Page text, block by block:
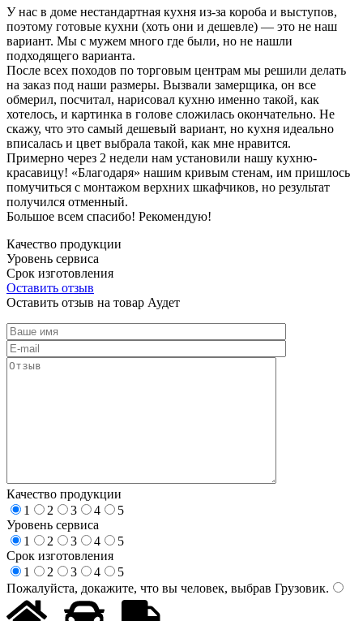
У нас в доме нестандартная кухня из-за короба и выступов,
поэтому готовые кухни (хоть они и дешевле) — это не наш
вариант. Мы с мужем много где были, но не нашли
подходящего варианта.
После всех походов по торговым центрам мы решили делать
на заказ под наши размеры. Вызвали замерщика, он все
обмерил, посчитал, нарисовал кухню именно такой, как
хотелось, и картинка в голове сложилась окончательно. Не
скажу, что это самый дешевый вариант, но кухня идеально
вписалась и цвет выбрала такой, как мне нравится.
Примерно через 2 недели нам установили нашу кухню-
красавицу! «Благодаря» нашим кривым стенам, им пришлось
помучиться с монтажом верхних шкафчиков, но результат
получился отменный.
Большое всем спасибо! Рекомендую!
Качество продукции
Уровень сервиса
Срок изготовления
Оставить отзыв
Оставить отзыв на товар Аудет
Качество продукции
1
2 3 4
5
Уровень сервиса
1
2 3 4
5
Срок изготовления
1
2 3 4
5
Пожалуйста, докажите, что вы человек, выбрав Грузовик.